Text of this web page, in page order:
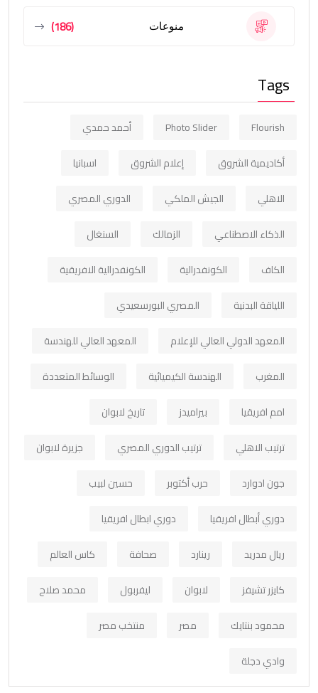
منوعات (186)
Tags
Flourish
Photo Slider
أحمد حمدي
أكاديمية الشروق
إعلام الشروق
اسبانيا
الاهلي
الجيش الملكي
الدوري المصري
الذكاء الاصطناعي
الزمالك
السنغال
الكاف
الكونفدرالية
الكونفدرالية الافريقية
اللياقة البدنية
المصري البورسعيدي
المعهد الدولي العالي للإعلام
المعهد العالي للهندسة
المغرب
الهندسة الكيميائية
الوسائط المتعددة
امم افريقيا
بيراميدز
تاريخ لابوان
ترتيب الاهلي
ترتيب الدوري المصري
جزيرة لابوان
جون ادوارد
حرب أكتوبر
حسين لبيب
دوري أبطال افريقيا
دوري ابطال افريقيا
ريال مدريد
رينارد صحافة
كاس العالم
كايزر تشيفز
لابوان ليفربول
محمد صلاح
محمود بنتايك
مصر
منتخب مصر
وادي دجلة